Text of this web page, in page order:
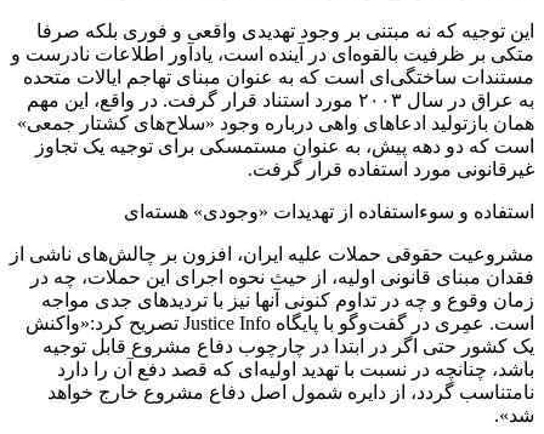
این توجیه که نه مبتنی بر وجود تهدیدی واقعی و فوری بلکه صرفا
متکی بر ظرفیت بالقوه‌ای در آینده است، یادآور اطلاعات نادرست و
مستندات ساختگی‌ای است که به‌ عنوان مبنای تهاجم ایالات متحده
به عراق در سال ۲۰۰۳ مورد استناد قرار گرفت. در واقع، این مهم
همان بازتولید ادعاهای واهی درباره وجود «سلاح‌های کشتار جمعی»
است که دو دهه پیش، به‌ عنوان مستمسکی برای توجیه یک تجاوز
غیرقانونی مورد استفاده قرار گرفت.
استفاده و سوءاستفاده از تهدیدات «وجودی» هسته‌ای
مشروعیت حقوقی حملات علیه ایران، افزون بر چالش‌های ناشی از
فقدان مبنای قانونی اولیه، از حیث نحوه اجرای این حملات، چه در
زمان وقوع و چه در تداوم کنونی آنها نیز با تردیدهای جدی مواجه
است. عمِری در گفت‌وگو با پایگاه Justice Info تصریح کرد:«واکنش
یک کشور حتی اگر در ابتدا در چارچوب دفاع مشروع قابل توجیه
باشد، چنانچه در نسبت با تهدید اولیه‌ای که قصد دفع آن را دارد
نامتناسب گردد، از دایره شمول اصل دفاع مشروع خارج خواهد
شد».